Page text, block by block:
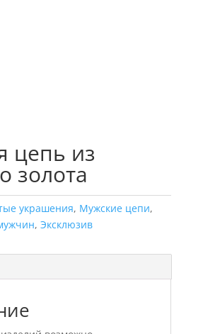
цепь из
золота
украшения, Мужские цепи,
, Эксклюзив